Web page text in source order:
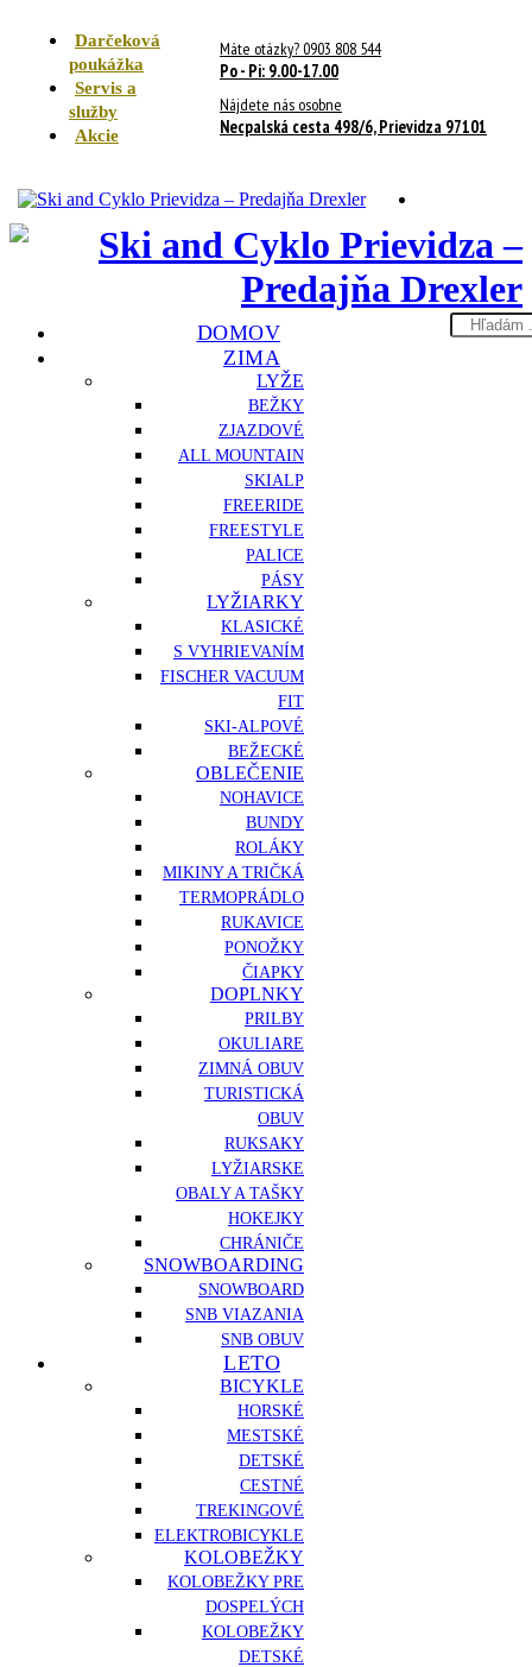
Darčeková
poukážka
Servis a
služby
Akcie
Máte otázky? 0903 808 544
Po - Pi: 9.00-17.00
Nájdete nás osobne
Necpalská cesta 498/6, Prievidza 97101
DOMOV
ZIMA
LYŽE
BEŽKY
ZJAZDOVÉ
ALL MOUNTAIN
SKIALP
FREERIDE
FREESTYLE
PALICE
PÁSY
LYŽIARKY
KLASICKÉ
S VYHRIEVANÍM
FISCHER VACUUM
FIT
SKI-ALPOVÉ
BEŽECKÉ
OBLEČENIE
NOHAVICE
BUNDY
ROLÁKY
MIKINY A TRIČKÁ
TERMOPRÁDLO
RUKAVICE
PONOŽKY
ČIAPKY
DOPLNKY
PRILBY
OKULIARE
ZIMNÁ OBUV
TURISTICKÁ
OBUV
RUKSAKY
LYŽIARSKE
OBALY A TAŠKY
HOKEJKY
CHRÁNIČE
SNOWBOARDING
SNOWBOARD
SNB VIAZANIA
SNB OBUV
LETO
BICYKLE
HORSKÉ
MESTSKÉ
DETSKÉ
CESTNÉ
TREKINGOVÉ
ELEKTROBICYKLE
KOLOBEŽKY
KOLOBEŽKY PRE
DOSPELÝCH
KOLOBEŽKY
DETSKÉ
Search
here